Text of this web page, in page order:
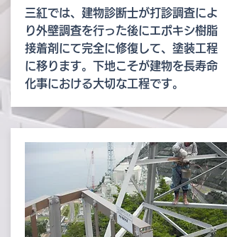
三紅では、建物診断士が打診調査によ
り外壁調査を行った後にエポキシ樹脂
接着剤にて完全に修復して、塗装工程
に移ります。下地こそが建物を長寿命
化事における大切な工程です。